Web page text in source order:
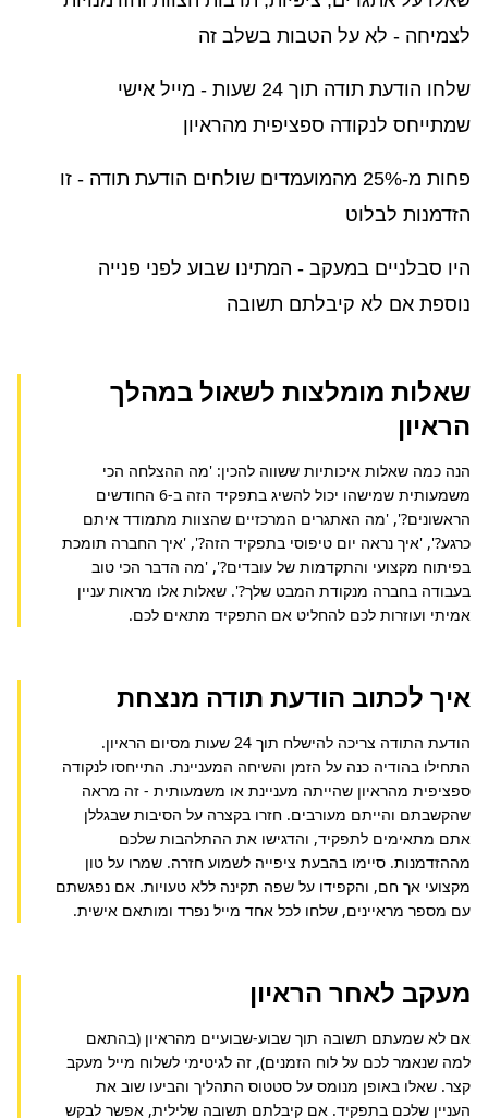
לצמיחה - לא על הטבות בשלב זה
שלחו הודעת תודה תוך 24 שעות - מייל אישי
שמתייחס לנקודה ספציפית מהראיון
פחות מ-25% מהמועמדים שולחים הודעת תודה - זו
הזדמנות לבלוט
היו סבלניים במעקב - המתינו שבוע לפני פנייה
נוספת אם לא קיבלתם תשובה
שאלות מומלצות לשאול במהלך
הראיון
אמיתי ועוזרות לכם להחליט אם התפקיד מתאים לכם.
איך לכתוב הודעת תודה מנצחת
עם מספר מראיינים, שלחו לכל אחד מייל נפרד ומותאם אישית.
מעקב לאחר הראיון